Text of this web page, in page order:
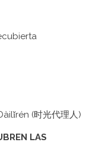
(时光代理人)
LAS